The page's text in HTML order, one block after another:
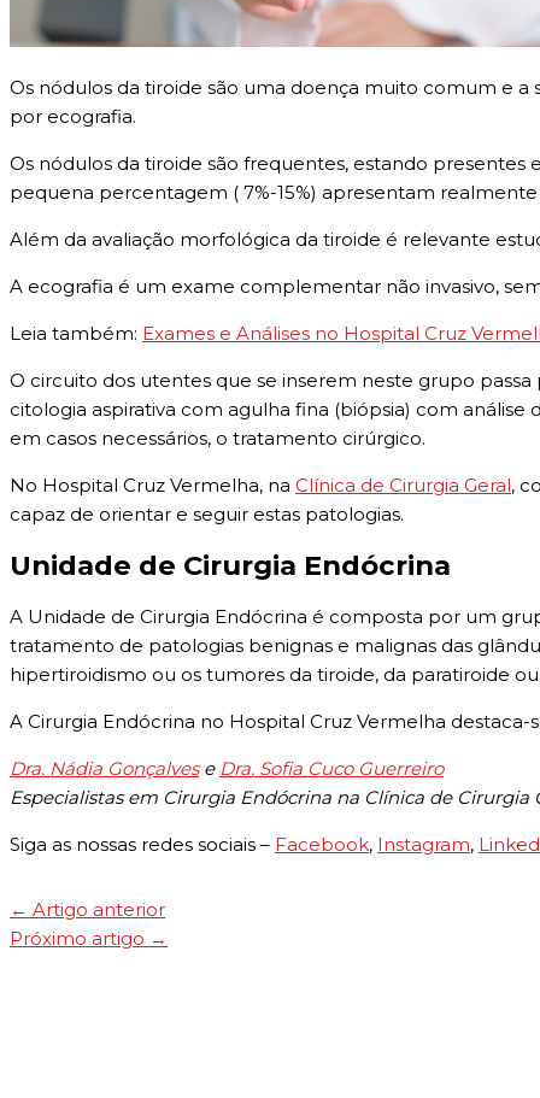
Os nódulos da tiroide são uma doença muito comum e
por ecografia.
Os nódulos da tiroide são frequentes, estando presentes
pequena percentagem ( 7%-15%) apresentam
Além da avaliação morfológica da tiroide é relevante
A ecografia é um exame complementar não invasivo,
Leia também: Exames e Análises no Hospital Cruz
O circuito dos utentes que se inserem neste grupo
citologia aspirativa com agulha fina (biópsia) com
em casos necessários, o tratamento cirúrgico.
No Hospital Cruz Vermelha, na Clínica de Cirurgia Geral,
capaz de orientar e seguir estas patologias.
Unidade de Cirurgia Endócrina
A Unidade de Cirurgia Endócrina é composta por um
tratamento de patologias benignas e malignas das
hipertiroidismo ou os tumores da tiroide, da paratiroide
A Cirurgia Endócrina no Hospital Cruz Vermelha
Dra. Nádia Gonçalvese Dra. Sofia Cuco Guerreiro
Especialistas em Cirurgia Endócrina na Clínica de Cirurgia
Siga as nossas redes sociais – Facebook, Instagram,
← Artigo anterior
Próximo artigo →